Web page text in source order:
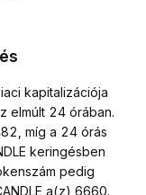
kapitalizációja
elmúlt 24 órában.
míg a 24 órás
keringésben
pedig
a(z) 6660.